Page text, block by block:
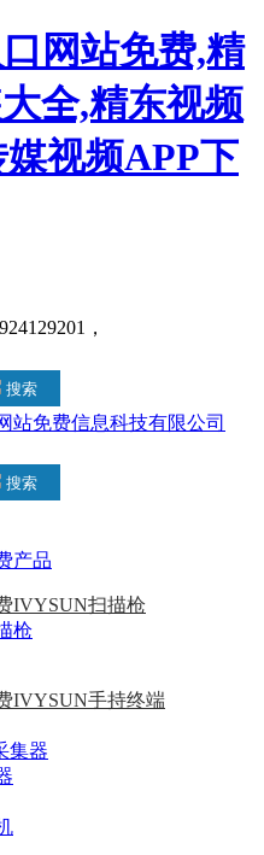
网站免费,精
全,精东视频
视频APP下
，
搜索
搜索
产品
IVYSUN扫描枪
枪
IVYSUN手持终端
集器